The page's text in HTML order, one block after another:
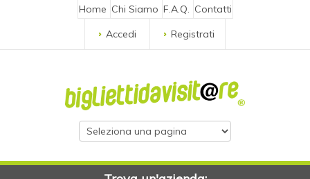
Home Chi Siamo F.A.Q. Contatti
Accedi
Registrati